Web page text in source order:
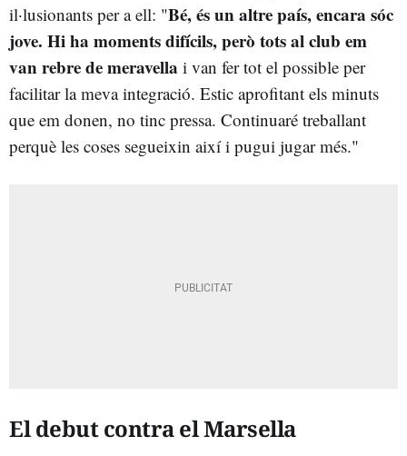
il·lusionants per a ell: "Bé, és un altre país, encara sóc
jove. Hi ha moments difícils, però tots al club em
van rebre de meravella i van fer tot el possible per
facilitar la meva integració. Estic aprofitant els minuts
que em donen, no tinc pressa. Continuaré treballant
perquè les coses segueixin així i pugui jugar més."
El debut contra el Marsella